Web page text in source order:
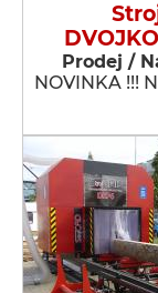
Prodej /
NOVINKA !!!